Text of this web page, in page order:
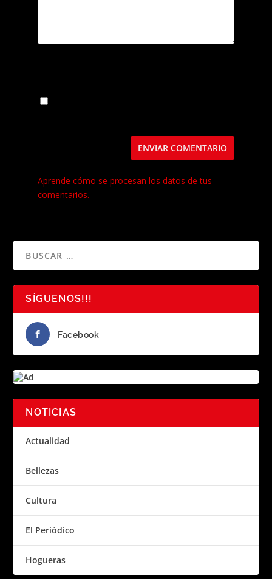
Aprende cómo se procesan los datos de tus
comentarios.
SÍGUENOS!!!
Facebook
NOTICIAS
Actualidad
Bellezas
Cultura
El Periódico
Hogueras